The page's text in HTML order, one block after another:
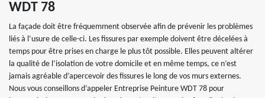
WDT 78
La façade doit être fréquemment observée afin de prévenir les problèmes
liés à l’usure de celle-ci. Les fissures par exemple doivent être décelées à
temps pour être prises en charge le plus tôt possible. Elles peuvent altérer
la qualité de l’isolation de votre domicile et en même temps, ce n’est
jamais agréable d’apercevoir des fissures le long de vos murs externes.
Nous vous conseillons d’appeler Entreprise Peinture WDT 78 pour